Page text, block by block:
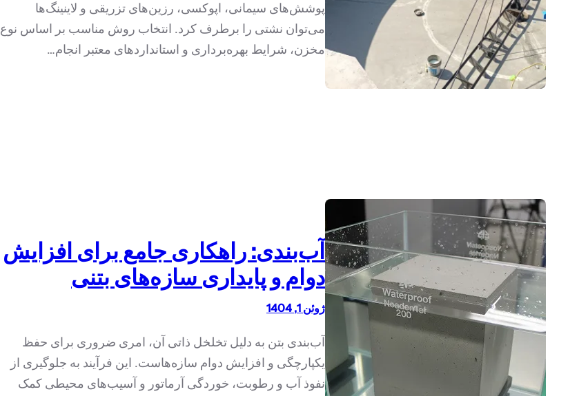
پوشش‌های سیمانی، اپوکسی، رزین‌های تزریقی و لاینینگ‌ها
می‌توان نشتی را برطرف کرد. انتخاب روش مناسب بر اساس نوع
مخزن، شرایط بهره‌برداری و استانداردهای معتبر انجام…
آب‌بندی: راهکاری جامع برای افزایش
دوام و پایداری سازه‌های بتنی
ژوئن 1, 1404
آب‌بندی بتن به دلیل تخلخل ذاتی آن، امری ضروری برای حفظ
یکپارچگی و افزایش دوام سازه‌هاست. این فرآیند به جلوگیری از
نفوذ آب و رطوبت، خوردگی آرماتور و آسیب‌های محیطی کمک